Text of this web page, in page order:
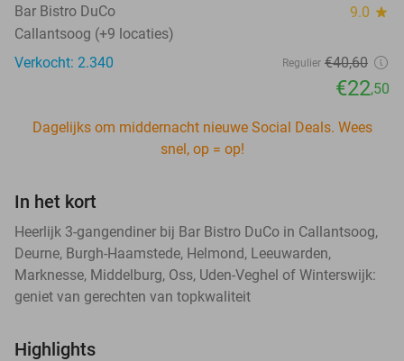
Bar Bistro DuCo 9.0 star
Callantsoog (+9 locaties)
Verkocht: 2.340
Regulier €40,60
€22,50
Dagelijks om middernacht nieuwe Social Deals. Wees
snel, op = op!
In het kort
Heerlijk 3-gangendiner bij Bar Bistro DuCo in Callantsoog,
Deurne, Burgh-Haamstede, Helmond, Leeuwarden,
Marknesse, Middelburg, Oss, Uden-Veghel of Winterswijk:
geniet van gerechten van topkwaliteit
Highlights